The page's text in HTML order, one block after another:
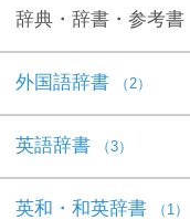
辞典・辞書・参考書
外国語辞書 （2）
英語辞書 （3）
英和・和英辞書 （1）